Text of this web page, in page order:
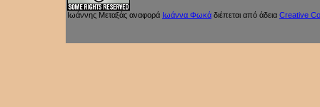
Ιωάννης Μεταξάς αναφορά Ιωάννα Φωκά διέπεται από άδεια Creative